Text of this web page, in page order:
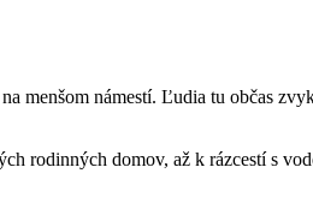
menšom námestí. Ľudia tu občas
rodinných domov, až k rázcestí s